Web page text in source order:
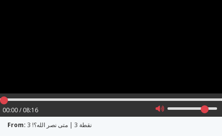
00:00 / 08:16
From:
نقطة 3 | متى نصر الله؟! 3